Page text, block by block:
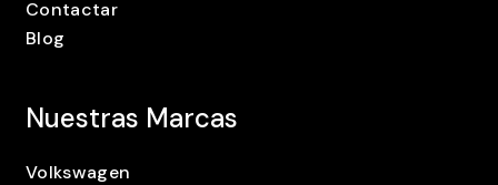
Contactar
Blog
Nuestras Marcas
Volkswagen